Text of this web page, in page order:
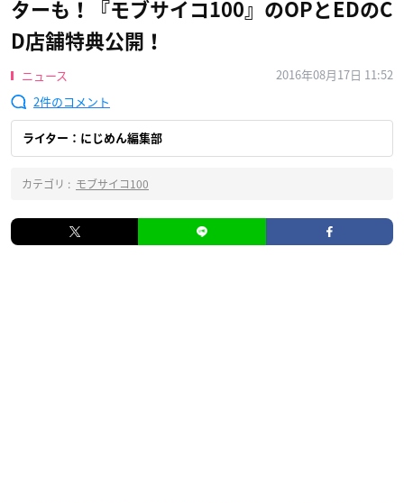
ターも！『モブサイコ100』のOPとEDのC
D店舗特典公開！
ニュース
2016年08月17日 11:52
2
ライター：にじめん編集部
カテゴリ : モブサイコ100